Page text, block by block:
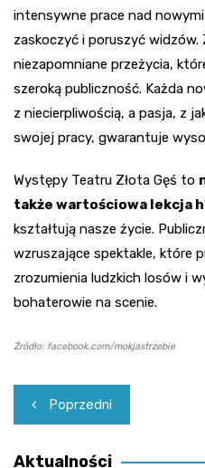
intensywne prace nad
zaskoczyć i poruszyć widzów.
niezapomniane przeżycia,
szeroką publiczność. Każda
z niecierpliwością, a pasja, z
swojej pracy, gwarantuje
Występy Teatru Złota Gęś to
także wartościowa lekcja
kształtują nasze życie.
wzruszające spektakle, które
zrozumienia ludzkich losów i
bohaterowie na scenie.
Źródło: facebook.com/mokjastrzebie
Nawigacja
wpisu
Poprzedni
Aktualności